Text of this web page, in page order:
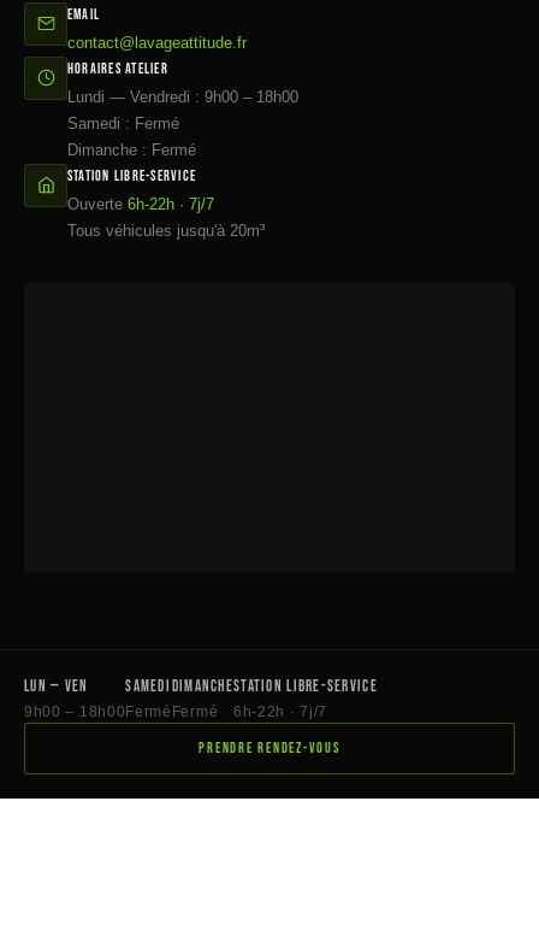
EMAIL
contact@lavageattitude.fr
HORAIRES ATELIER
Lundi — Vendredi : 9h00 – 18h00
Samedi : Fermé
Dimanche : Fermé
STATION LIBRE-SERVICE
Ouverte 6h-22h · 7j/7
Tous véhicules jusqu'à 20m³
Lun — Ven
9h00 – 18h00
Samedi
Fermé
Dimanche
Fermé
Station libre-service
6h-22h · 7j/7
PRENDRE RENDEZ-VOUS